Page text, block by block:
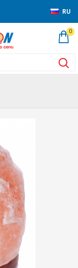
RU
0